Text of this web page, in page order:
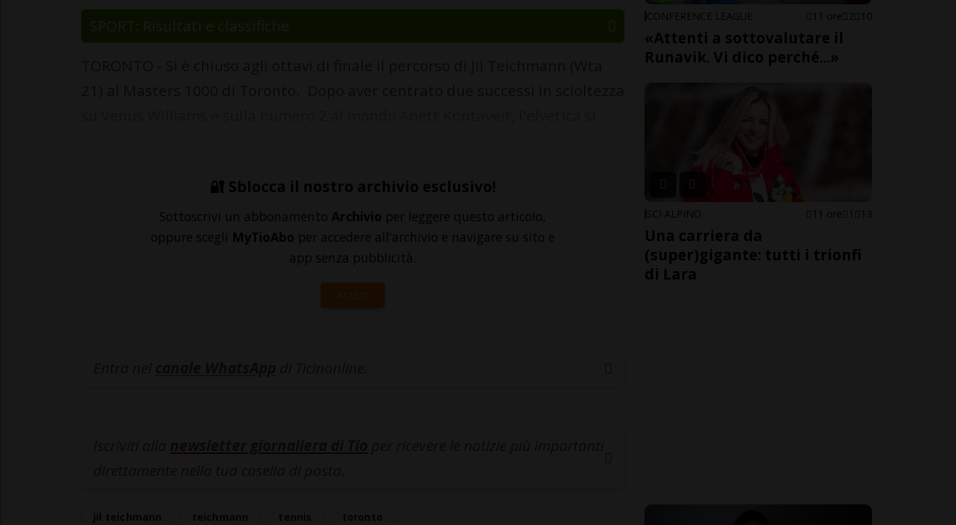
SPORT: Risultati e classifiche
🔐 Sblocca il nostro archivio esclusivo!
Sottoscrivi un abbonamento Archivio per leggere questo articolo,
oppure scegli MyTioAbo per accedere all'archivio e navigare su sito e
app senza pubblicità.
ACCEDI
CONFERENCE LEAGUE 11 ore 2 10
«Attenti a sottovalutare il
Runavik. Vi dico perché...»
SCI ALPINO 11 ore 1 13
Una carriera da
(super)gigante: tutti i trionfi
di Lara